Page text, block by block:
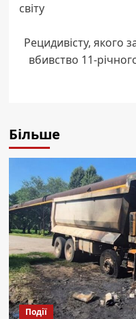
світу
Рецидивісту, якого
вбивство 11-
Більше
Події